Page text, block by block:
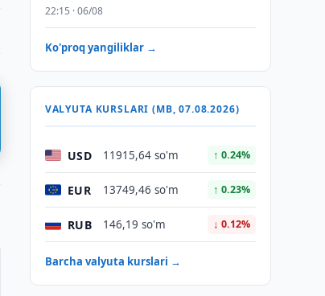
22:15 · 06/08
Ko'proq yangiliklar →
VALYUTA KURSLARI (MB, 07.08.2026)
USD 11915,64 so'm ↑ 0.24%
EUR 13749,46 so'm ↑ 0.23%
RUB 146,19 so'm ↓ 0.12%
Barcha valyuta kurslari →